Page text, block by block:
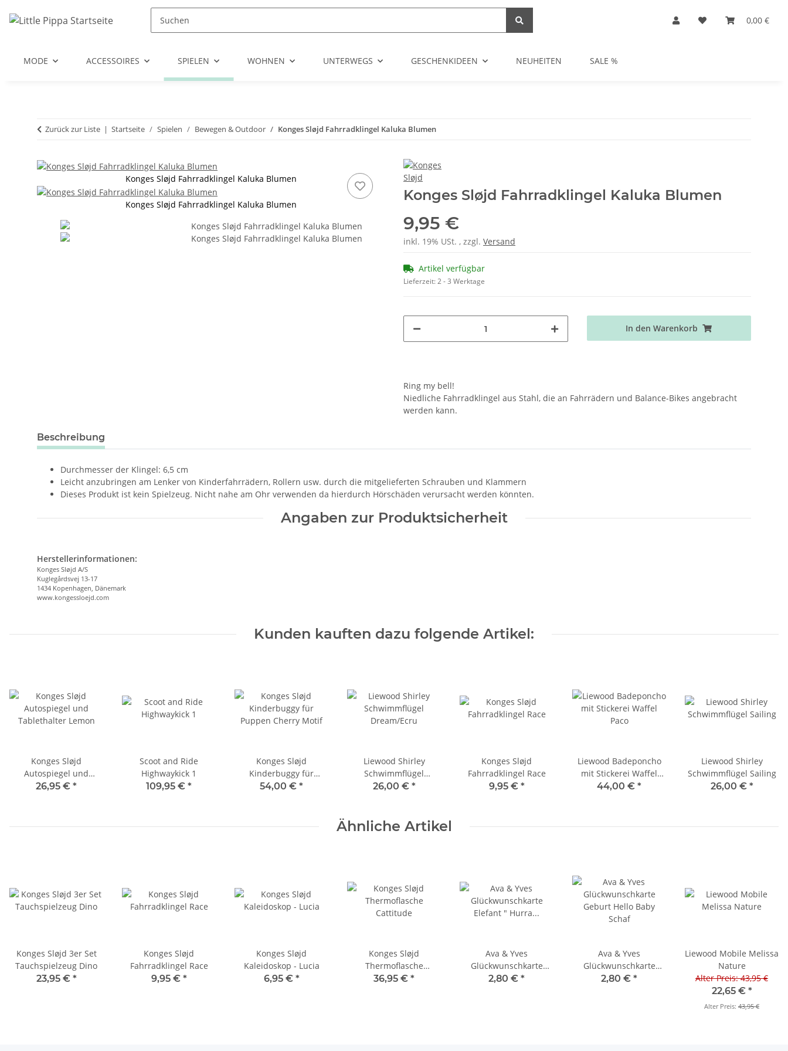
0,00 €
MODE ACCESSOIRES SPIELEN WOHNEN UNTERWEGS GESCHENKIDEEN NEUHEITEN SALE %
Zurück zur Liste Startseite Spielen Bewegen & Outdoor Konges Sløjd Fahrradklingel Kaluka Blumen
Konges Sløjd Fahrradklingel Kaluka Blumen
Konges Sløjd Fahrradklingel Kaluka Blumen
Konges Sløjd Fahrradklingel Kaluka Blumen
9,95 €
inkl. 19% USt. , zzgl. Versand
Artikel verfügbar
Lieferzeit:2 - 3 Werktage
In den Warenkorb
Ring my bell!
Niedliche Fahrradklingel aus Stahl, die an Fahrrädern und Balance-Bikes angebracht
werden kann.
weitere Registerkarten anzeigen
Beschreibung
Durchmesser der Klingel: 6,5 cm
Leicht anzubringen am Lenker von Kinderfahrrädern, Rollern usw. durch die mitgelieferten Schrauben und Klammern
Dieses Produkt ist kein Spielzeug. Nicht nahe am Ohr verwenden da hierdurch Hörschäden verursacht werden könnten.
Angaben zur Produktsicherheit
Herstellerinformationen:
Konges Sløjd A/S
Kuglegårdsvej 13-17
1434 Kopenhagen, Dänemark
www.kongessloejd.com
Kunden kauften dazu folgende Artikel:
Konges Sløjd
Autospiegel und
Tablethalter Lemon
26,95 € *
Scoot and Ride
Highwaykick 1
109,95 € *
Konges Sløjd
Kinderbuggy für
Puppen Cherry Motif
54,00 € *
Liewood Shirley
Schwimmflügel
Dream/Ecru
26,00 € *
Konges Sløjd
Fahrradklingel Race
9,95 € *
Liewood Badeponcho
mit Stickerei Waffel
Paco
44,00 € *
Liewood Shirley
Schwimmflügel Sailing
26,00 € *
Ähnliche Artikel
Konges Sløjd 3er Set
Tauchspielzeug Dino
23,95 € *
Konges Sløjd
Fahrradklingel Race
9,95 € *
Konges Sløjd
Kaleidoskop - Lucia
6,95 € *
Konges Sløjd
Thermoflasche
Cattitude
36,95 € *
Ava & Yves
Glückwunschkarte
Elefant " Hurra
2,80 € *
Ava & Yves
Glückwunschkarte
Geburt 'Hello Baby'
2,80 € *
Liewood Mobile Melissa
Nature
Alter Preis: 43,95 €
22,65 € *
Alter Preis: 43,95 €